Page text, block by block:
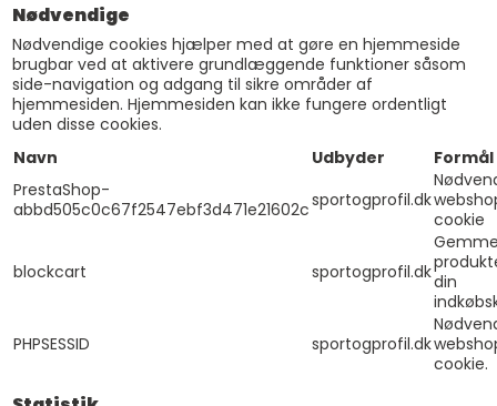
Nødvendige
Nødvendige cookies hjælper med at gøre en hjemmeside
brugbar ved at aktivere grundlæggende funktioner såsom
side-navigation og adgang til sikre områder af
hjemmesiden. Hjemmesiden kan ikke fungere ordentligt
uden disse cookies.
Navn
Udbyder
Formål
PrestaShop-
abbd505c0c67f2547ebf3d471e21602csportogprofil.dk
cookie
blockcart sportogprofil.dkdin
PHPSESSID
sportogprofil.dk
cookie.